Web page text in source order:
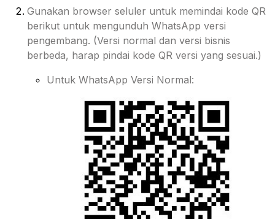
Gunakan browser seluler untuk memindai kode QR
berikut untuk mengunduh WhatsApp versi
pengembang. (Versi normal dan versi bisnis
berbeda, harap pindai kode QR versi yang sesuai.)
Untuk WhatsApp Versi Normal: